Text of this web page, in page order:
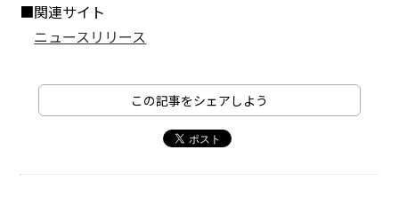
■関連サイト
ニュースリリース
この記事をシェアしよう